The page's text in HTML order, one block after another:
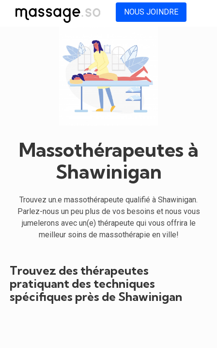
NOUS JOINDRE
Massothérapeutes à
Shawinigan
Trouvez un.e massothérapeute qualifié à Shawinigan.
Parlez-nous un peu plus de vos besoins et nous vous
jumelerons avec un(e) thérapeute qui vous offrira le
meilleur soins de massothérapie en ville!
Trouvez des thérapeutes
pratiquant des techniques
spécifiques près de Shawinigan